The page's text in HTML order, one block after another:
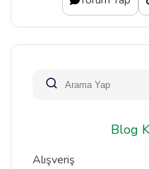
Blog
Alışveriş